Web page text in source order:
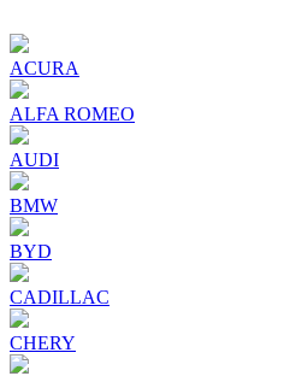
ACURA
ALFA ROMEO
AUDI
BMW
BYD
CADILLAC
CHERY